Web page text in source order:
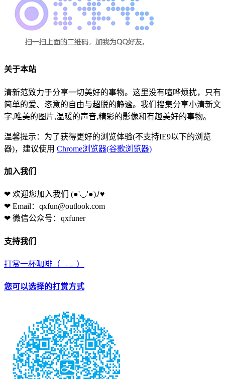
关于本站
清新范致力于分享一切美好的事物。这里没有喧哗烦扰，只有
简单的爱、恣意的自由与超脱的静谧。我们搜集分享小清新文
字,唯美的图片,温暖的声音,精彩的影像和有趣美好的事物。
温馨提示：为了获得更好的浏览体验(不支持IE9以下的浏览
器)，建议使用 Chrome浏览器(谷歌浏览器)
加入我们
❤ 欢迎您加入我们 (●'◡'●)ﾉ♥
❤ Email：qxfun@outlook.com
❤ 微信公众号：qxfuner
支持我们
打赏一杯咖啡 （¯﹃¯）
您可以选择的打赏方式